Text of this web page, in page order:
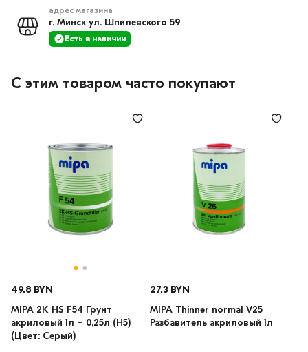
адрес магазина
г. Минск ул. Шпилевского 59
Есть в наличии
С этим товаром часто покупают
49.8 BYN
MIPA 2K HS F54 Грунт
акриловый 1л + 0,25л (H5)
(Цвет: Серый)
27.3 BYN
MIPA Thinner normal V25
Разбавитель акриловый 1л